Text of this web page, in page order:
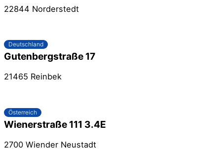
22844 Norderstedt
Deutschland
Gutenbergstraße 17
21465 Reinbek
Österreich
Wienerstraße 111 3.4E
2700 Wiender Neustadt